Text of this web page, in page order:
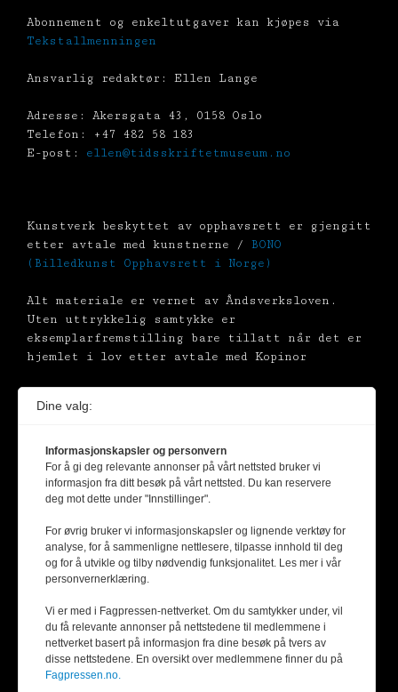
Abonnement og enkeltutgaver kan kjøpes via
Tekstallmenningen
Ansvarlig redaktør: Ellen Lange
Adresse: Akersgata 43, 0158 Oslo
Telefon: +47 482 58 183
E-post: ellen@tidsskriftetmuseum.no
Kunstverk beskyttet av opphavsrett er gjengitt
etter avtale med kunstnerne / BONO
(Billedkunst Opphavsrett i Norge)
Alt materiale er vernet av Åndsverksloven.
Uten uttrykkelig samtykke er
eksemplarfremstilling bare tillatt når det er
hjemlet i lov etter avtale med Kopinor
Dine valg:
Informasjonskapsler og personvern
For å gi deg relevante annonser på vårt nettsted bruker vi
informasjon fra ditt besøk på vårt nettsted. Du kan reservere
deg mot dette under "Innstillinger".
For øvrig bruker vi informasjonskapsler og lignende verktøy for
analyse, for å sammenligne nettlesere, tilpasse innhold til deg
og for å utvikle og tilby nødvendig funksjonalitet. Les mer i vår
personvernerklæring.
Vi er med i Fagpressen-nettverket. Om du samtykker under, vil
du få relevante annonser på nettstedene til medlemmene i
nettverket basert på informasjon fra dine besøk på tvers av
disse nettstedene. En oversikt over medlemmene finner du på
Fagpressen.no.